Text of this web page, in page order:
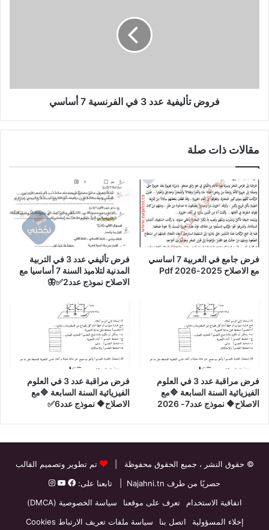
فروض تأليفية عدد 3 في الفرنسية 7 أساسي
مقالات ذات صلة
فرض جامع في العربية 7 اساسي
مع الاصلاح 2025-2026 Pdf
فرض تأليفي عدد 3 في التربية
المدنية لتلاميذ السنة 7 أساسيا مع
الاصلاح نموذج عدد2✅🦋
فرض مراقبة عدد 3 في العلوم
الفيزيائية السنة السابعة 🔷مع
الاصلاح🔶 نموذج عدد7- 2026
فرض مراقبة عدد 3 في العلوم
الفيزيائية السنة السابعة 🔷مع
الاصلاح🔶 نموذج عدد6✅
© حقوق النشر ، جميع الحقوق محفوظة |
تم تطوير وتصميم القالب
حصريًا من طرف Najahni.tn | تابعنا على:
اتفاقية الاستخدام
تعرف على موقعنا
سياسة الخصوصية (DMCA)
إخلاء المسؤولية
اتصل بنا سياسة ملفات تعريف الارتباط Cookies